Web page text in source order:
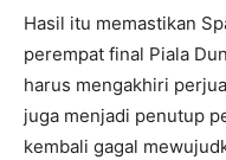
Hasil itu memastikan
perempat final Piala
harus mengakhiri
juga menjadi penutup
kembali gagal